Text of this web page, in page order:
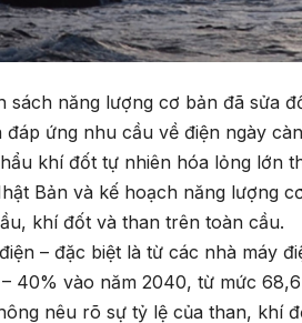
sách năng lượng cơ bản đã sửa
ứng nhu cầu về điện ngày
khí đốt tự nhiên hóa lỏng lớn
Bản và kế hoạch năng lượng
khí đốt và than trên toàn cầu.
– đặc biệt là từ các nhà máy
40% vào năm 2040, từ mức
nêu rõ sự tỷ lệ của than, khí